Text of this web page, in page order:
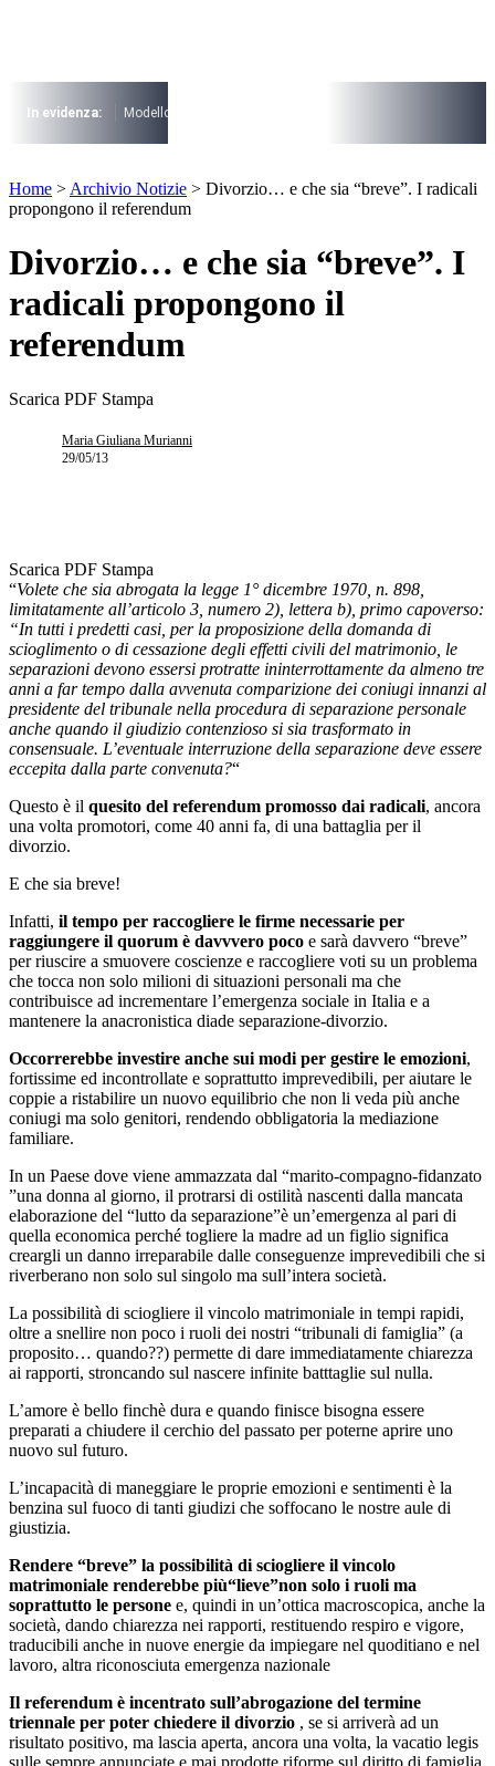
I più cercati
Lorem ipsum dolor sit amet consectetur
Lorem ipsum dolor sit amet consectetur
In evidenza: Modello 730
Lorem ipsum dolor sit amet consectetur
Home > Archivio Notizie > Divorzio… e che sia “breve”. I radicali
propongono il referendum
Divorzio… e che sia “breve”. I
radicali propongono il
referendum
Scarica PDF Stampa
Maria Giuliana Murianni
29/05/13
Scarica PDF Stampa
“Volete che sia abrogata la legge 1° dicembre 1970, n. 898,
limitatamente all’articolo 3, numero 2), lettera b), primo capoverso:
“In tutti i predetti casi, per la proposizione della domanda di
scioglimento o di cessazione degli effetti civili del matrimonio, le
separazioni devono essersi protratte ininterrottamente da almeno tre
anni a far tempo dalla avvenuta comparizione dei coniugi innanzi al
presidente del tribunale nella procedura di separazione personale
anche quando il giudizio contenzioso si sia trasformato in
consensuale. L’eventuale interruzione della separazione deve essere
eccepita dalla parte convenuta?“
Questo è il quesito del referendum promosso dai radicali, ancora
una volta promotori, come 40 anni fa, di una battaglia per il
divorzio.
E che sia breve!
Infatti, il tempo per raccogliere le firme necessarie per
raggiungere il quorum è davvvero poco e sarà davvero “breve”
per riuscire a smuovere coscienze e raccogliere voti su un problema
che tocca non solo milioni di situazioni personali ma che
contribuisce ad incrementare l’emergenza sociale in Italia e a
mantenere la anacronistica diade separazione-divorzio.
Occorrerebbe investire anche sui modi per gestire le emozioni,
fortissime ed incontrollate e soprattutto imprevedibili, per aiutare le
coppie a ristabilire un nuovo equilibrio che non li veda più anche
coniugi ma solo genitori, rendendo obbligatoria la mediazione
familiare.
In un Paese dove viene ammazzata dal “marito-compagno-fidanzato
”una donna al giorno, il protrarsi di ostilità nascenti dalla mancata
elaborazione del “lutto da separazione”è un’emergenza al pari di
quella economica perché togliere la madre ad un figlio significa
creargli un danno irreparabile dalle conseguenze imprevedibili che si
riverberano non solo sul singolo ma sull’intera società.
La possibilità di sciogliere il vincolo matrimoniale in tempi rapidi,
oltre a snellire non poco i ruoli dei nostri “tribunali di famiglia” (a
proposito… quando??) permette di dare immediatamente chiarezza
ai rapporti, stroncando sul nascere infinite batttaglie sul nulla.
L’amore è bello finchè dura e quando finisce bisogna essere
preparati a chiudere il cerchio del passato per poterne aprire uno
nuovo sul futuro.
L’incapacità di maneggiare le proprie emozioni e sentimenti è la
benzina sul fuoco di tanti giudizi che soffocano le nostre aule di
giustizia.
Rendere “breve” la possibilità di sciogliere il vincolo
matrimoniale renderebbe più“lieve”non solo i ruoli ma
soprattutto le persone e, quindi in un’ottica macroscopica, anche la
società, dando chiarezza nei rapporti, restituendo respiro e vigore,
traducibili anche in nuove energie da impiegare nel quoditiano e nel
lavoro, altra riconosciuta emergenza nazionale
Il referendum è incentrato sull’abrogazione del termine
triennale per poter chiedere il divorzio , se si arriverà ad un
risultato positivo, ma lascia aperta, ancora una volta, la vacatio legis
sulle sempre annunciate e mai prodotte riforme sul diritto di famiglia.